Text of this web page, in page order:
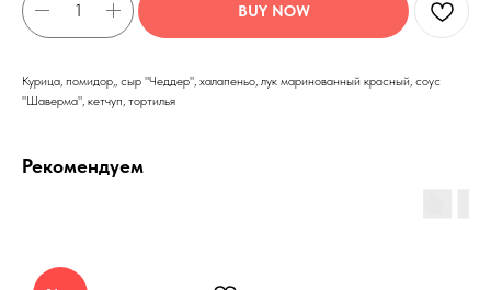
BUY NOW
Курица, помидор,, сыр "Чеддер", халапеньо, лук маринованный красный, соус
"Шаверма", кетчуп, тортилья
Рекомендуем